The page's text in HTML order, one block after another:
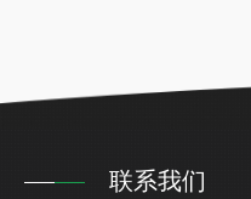
联系我们